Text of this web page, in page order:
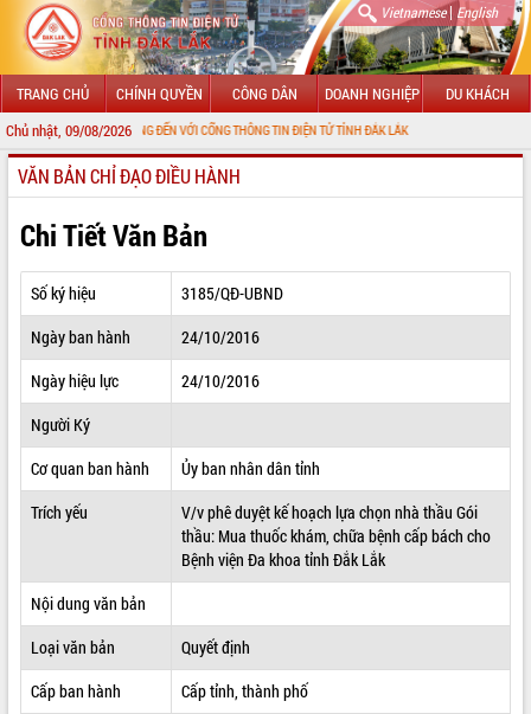
Vietnamese| English
TRANG CHỦ CHÍNH QUYỀN CÔNG DÂN DOANH NGHIỆP DU KHÁCH
Chủ nhật, 09/08/2026
CHÀO MỪNG ĐẾN VỚI CỔNG THÔNG TIN ĐIỆN TỬ TỈNH ĐẮK LẮK
GIỚI THIỆU
LÃNH ĐẠO UBND TỈNH
TIN TỨC SỰ KIỆN
SỞ, BAN, NGÀNH
THÔNG TIN CHỈ ĐẠO ĐIỀU HÀNH
HỆ THỐNG VĂN BẢN
VĂN BẢN HĐND TỈNH
QUY HOẠCH - KẾ HOẠCH
VĂN BẢN CHỈ ĐẠO ĐIỀU HÀNH
Chi Tiết Văn Bản
Số ký hiệu
3185/QĐ-UBND
Ngày ban hành
24/10/2016
Ngày hiệu lực
24/10/2016
Người Ký
Cơ quan ban hành
Ủy ban nhân dân tỉnh
Trích yếu
V/v phê duyệt kế hoạch lựa chọn nhà thầu Gói
thầu: Mua thuốc khám, chữa bệnh cấp bách cho
Bệnh viện Đa khoa tỉnh Đắk Lắk
Nội dung văn bản
Loại văn bản
Quyết định
Cấp ban hành
Cấp tỉnh, thành phố